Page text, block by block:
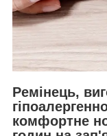
Ремінець,
комфортне